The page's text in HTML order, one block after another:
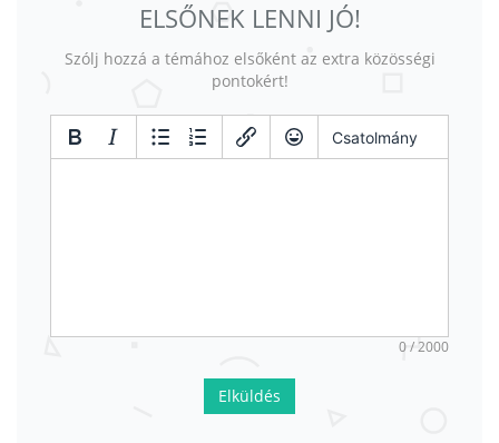
ELSŐNEK LENNI JÓ!
Szólj hozzá a témához elsőként az extra közösségi
pontokért!
Csatolmány
0 / 2000
Elküldés